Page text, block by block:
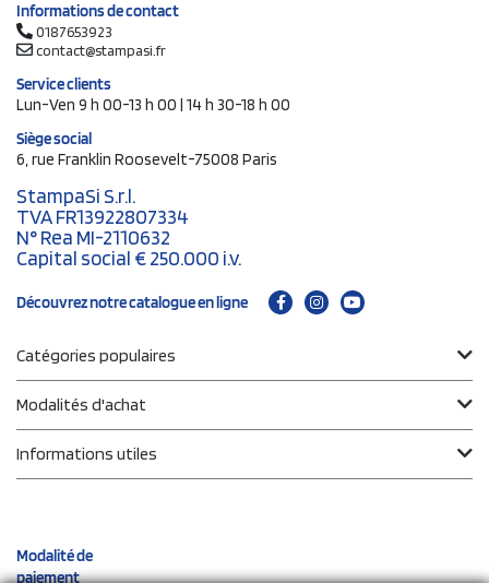
Informations de contact
0187653923
contact@stampasi.fr
Service clients
Lun-Ven 9 h 00-13 h 00 | 14 h 30-18 h 00
Siège social
6, rue Franklin Roosevelt-75008 Paris
StampaSi S.r.l.
TVA FR13922807334
N° Rea MI-2110632
Capital social € 250.000 i.v.
Découvrez notre catalogue en ligne
Catégories populaires
Modalités d'achat
Informations utiles
Modalité de
paiement